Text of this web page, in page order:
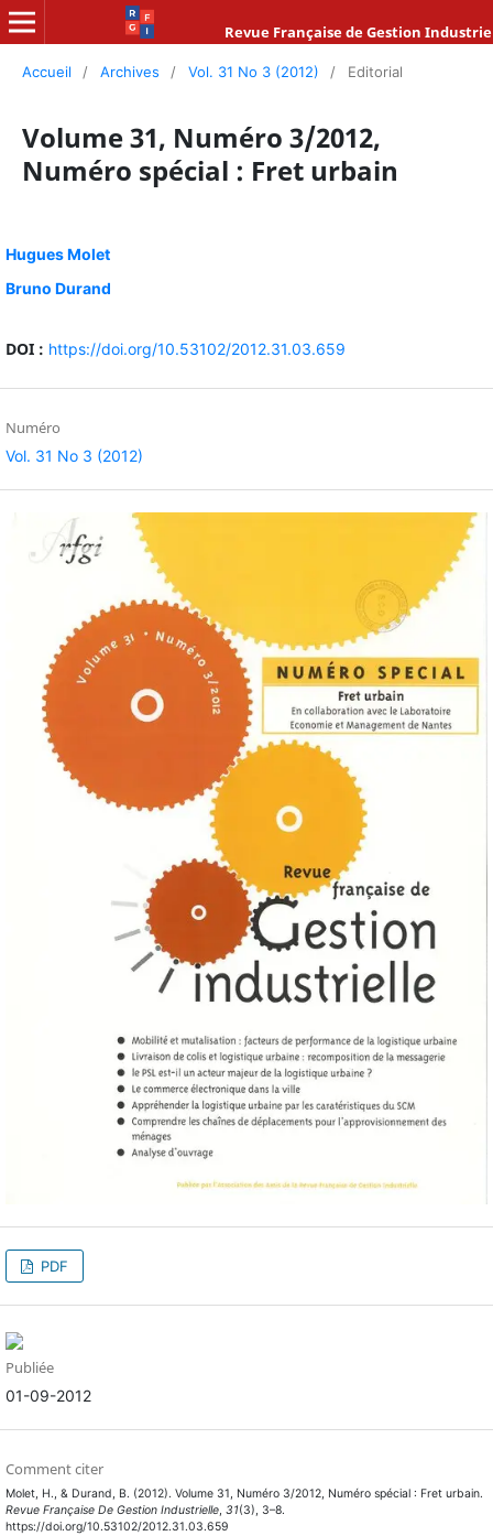
Revue Française de Gestion
Accueil / Archives / Vol. 31 No 3 (2012) / Editorial
Volume 31, Numéro 3/2012,
Numéro spécial : Fret urbain
Hugues Molet
Bruno Durand
DOI : https://doi.org/10.53102/2012.31.03.659
Numéro
Vol. 31 No 3 (2012)
PDF
Publiée
01-09-2012
Comment citer
Molet, H., & Durand, B. (2012). Volume 31, Numéro 3/2012, Numéro spécial : Fret urbain.
Revue Française De Gestion Industrielle, 31(3), 3–8.
https://doi.org/10.53102/2012.31.03.659